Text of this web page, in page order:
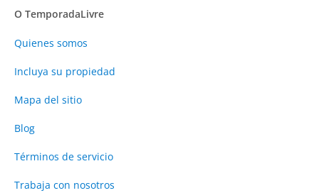
O TemporadaLivre
Quienes somos
Incluya su propiedad
Mapa del sitio
Blog
Términos de servicio
Trabaja con nosotros